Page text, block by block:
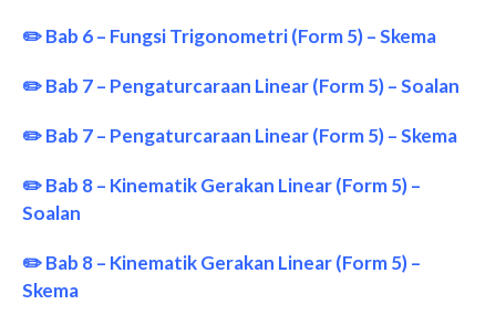
✏️Bab 6 – Fungsi Trigonometri (Form 5) – Skema
✏️Bab 7 – Pengaturcaraan Linear (Form 5) – Soalan
✏️Bab 7 – Pengaturcaraan Linear (Form 5) – Skema
✏️Bab 8 – Kinematik Gerakan Linear (Form 5) –
Soalan
✏️Bab 8 – Kinematik Gerakan Linear(Form 5)–
Skema